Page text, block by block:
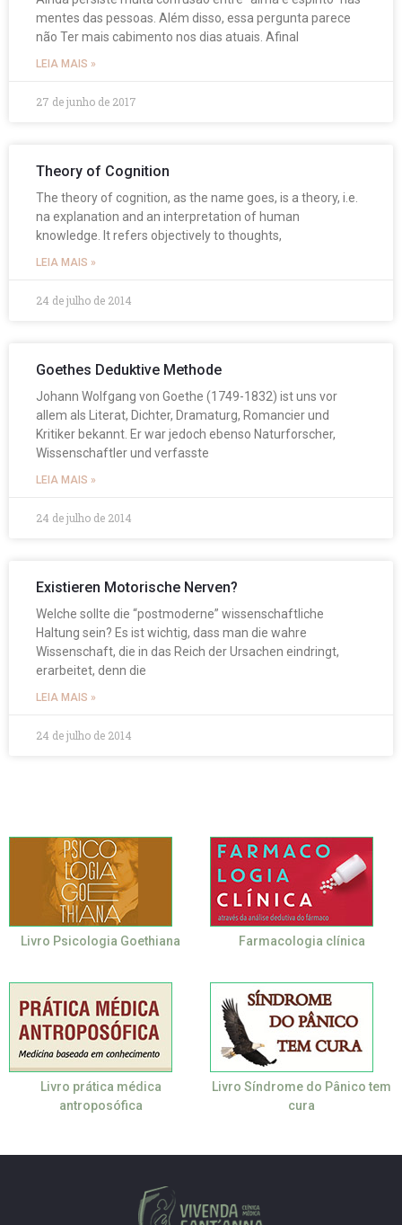
mentes das pessoas. Além disso, essa pergunta parece
não Ter mais cabimento nos dias atuais. Afinal
LEIA MAIS »
27 de junho de 2017
Theory of Cognition
The theory of cognition, as the name goes, is a theory, i.e.
na explanation and an interpretation of human
knowledge. It refers objectively to thoughts,
LEIA MAIS »
24 de julho de 2014
Goethes Deduktive Methode
Johann Wolfgang von Goethe (1749-1832) ist uns vor
allem als Literat, Dichter, Dramaturg, Romancier und
Kritiker bekannt. Er war jedoch ebenso Naturforscher,
Wissenschaftler und verfasste
LEIA MAIS »
24 de julho de 2014
Existieren Motorische Nerven?
Welche sollte die “postmoderne” wissenschaftliche
Haltung sein? Es ist wichtig, dass man die wahre
Wissenschaft, die in das Reich der Ursachen eindringt,
erarbeitet, denn die
LEIA MAIS »
24 de julho de 2014
Livro Psicologia Goethiana Farmacologia clínica
Livro prática médica
antroposófica
Livro Síndrome do Pânico tem
cura